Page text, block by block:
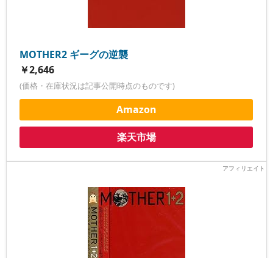
MOTHER2 ギーグの逆襲
￥2,646
(価格・在庫状況は記事公開時点のものです)
Amazon
楽天市場